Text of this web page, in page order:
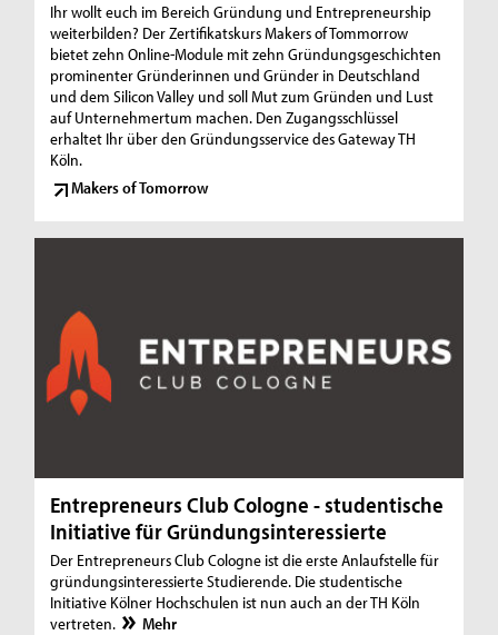
Ihr wollt euch im Bereich Gründung und Entrepreneurship
weiterbilden? Der Zertifikatskurs Makers of Tommorrow
bietet zehn Online-Module mit zehn Gründungsgeschichten
prominenter Gründerinnen und Gründer in Deutschland
und dem Silicon Valley und soll Mut zum Gründen und Lust
auf Unternehmertum machen. Den Zugangsschlüssel
erhaltet Ihr über den Gründungsservice des Gateway TH
Köln.
Makers of Tomorrow
Entrepreneurs Club Cologne - studentische
Initiative für Gründungsinteressierte
Der Entrepreneurs Club Cologne ist die erste Anlaufstelle für
gründungsinteressierte Studierende. Die studentische
Initiative Kölner Hochschulen ist nun auch an der TH Köln
vertreten.
Mehr